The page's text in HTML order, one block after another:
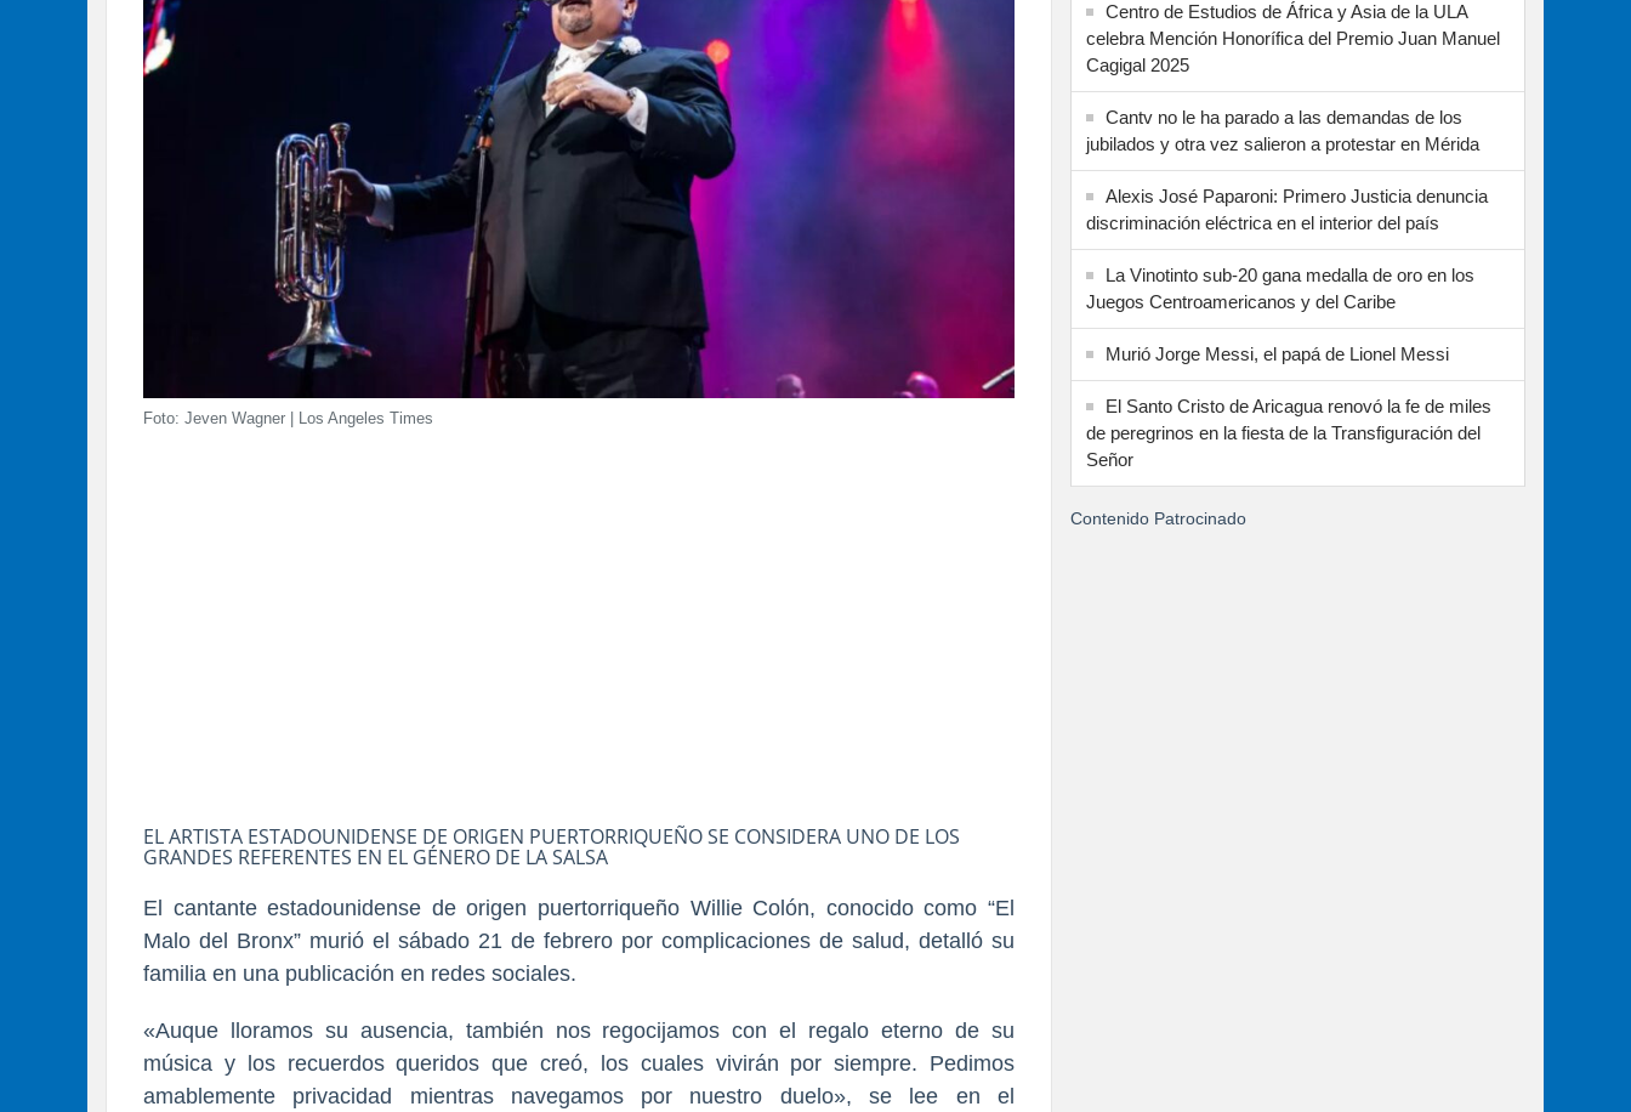
Foto: Jeven Wagner | Los Angeles Times
EL ARTISTA ESTADOUNIDENSE DE ORIGEN PUERTORRIQUEÑO SE CONSIDERA UNO DE LOS
GRANDES REFERENTES EN EL GÉNERO DE LA SALSA
El cantante estadounidense de origen puertorriqueño Willie Colón, conocido como “El
Malo del Bronx” murió el sábado 21 de febrero por complicaciones de salud, detalló su
familia en una publicación en redes sociales.
«Auque lloramos su ausencia, también nos regocijamos con el regalo eterno de su
música y los recuerdos queridos que creó, los cuales vivirán por siempre. Pedimos
amablemente privacidad mientras navegamos por nuestro duelo», se lee en el
Centro de Estudios de África y Asia de la ULA
celebra Mención Honorífica del Premio Juan Manuel
Cagigal 2025
Cantv no le ha parado a las demandas de los
jubilados y otra vez salieron a protestar en Mérida
Alexis José Paparoni: Primero Justicia denuncia
discriminación eléctrica en el interior del país
La Vinotinto sub-20 gana medalla de oro en los
Juegos Centroamericanos y del Caribe
Murió Jorge Messi, el papá de Lionel Messi
El Santo Cristo de Aricagua renovó la fe de miles
de peregrinos en la fiesta de la Transfiguración del
Señor
Contenido Patrocinado